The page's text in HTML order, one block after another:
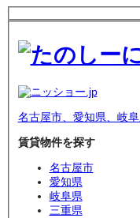
名古屋市、愛知県、岐
賃貸物件を探す
名古屋市
愛知県
岐阜県
三重県